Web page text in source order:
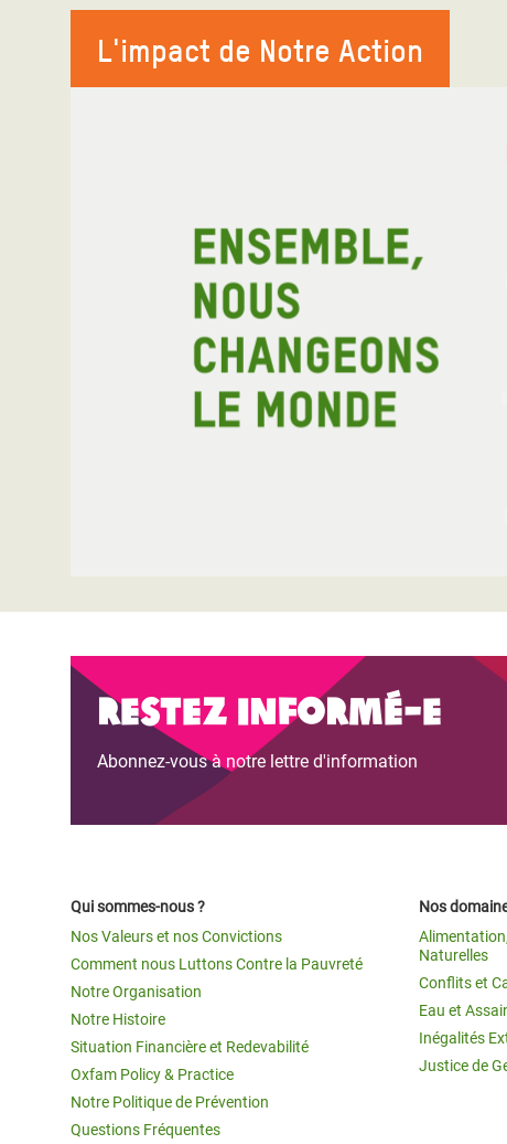
L'impact de Notre Action
Restez informé-e
Abonnez-vous à notre lettre d'information
Qui sommes-nous ?
Nos Valeurs et nos Convictions
Comment nous Luttons Contre la Pauvreté
Notre Organisation
Notre Histoire
Situation Financière et Redevabilité
Oxfam Policy & Practice
Notre Politique de Prévention
Questions Fréquentes
Nos
Naturelles
Conflits et
Eau et
Inégalités
Justice de